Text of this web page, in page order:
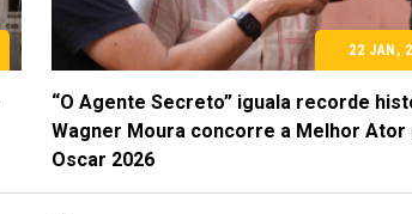
22 JAN,
“O Agente Secreto” iguala recorde
Wagner Moura concorre a Melhor Ator
Oscar 2026